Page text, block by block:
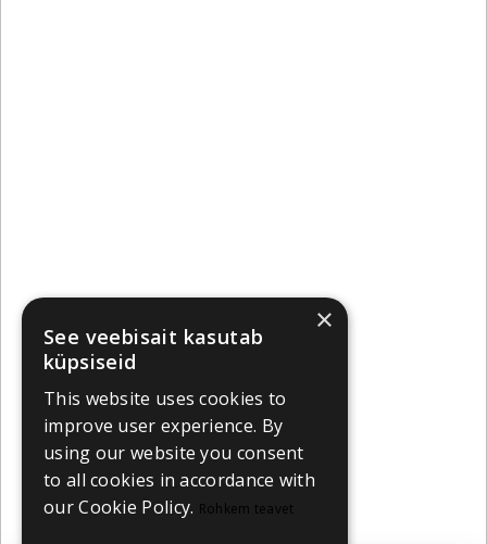
×
See veebisait kasutab
küpsiseid
This website uses cookies to
improve user experience. By
using our website you consent
to all cookies in accordance with
our Cookie Policy. Rohkem teavet